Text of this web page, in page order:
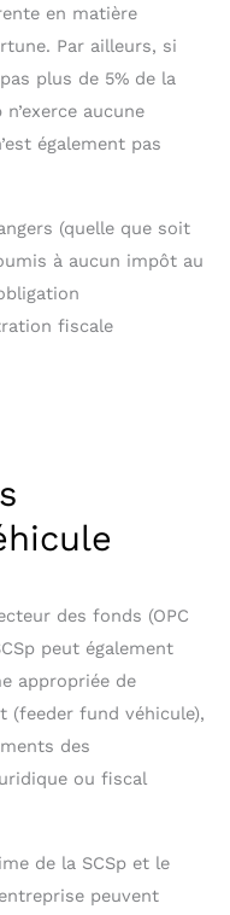
en matière
Par ailleurs, si
plus de 5% de la
aucune
également pas
(quelle que soit
à aucun impôt au
fiscale
des fonds (OPC
peut également
appropriée de
(feeder fund véhicule),
des
ou fiscal
de la SCSp et le
peuvent